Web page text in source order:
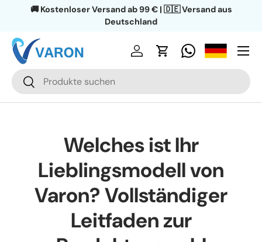
🔄 30 Tage Rückgaberecht | 🛡️ 1 Jahr Garantie
Recherche
Rechercher
Se connecter
Panier
Menu
Welches ist Ihr
Lieblingsmodell von
Varon? Vollständiger
Leitfaden zur